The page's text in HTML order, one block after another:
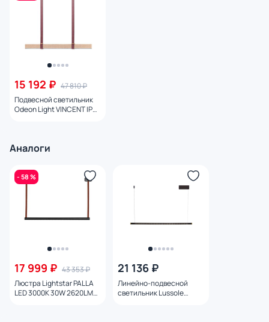
15 192 ₽ 47 810 ₽
Подвесной светильник
Odeon Light VINCENT IP20
Аналоги
- 58 %
17 999 ₽ 43 353 ₽
Люстра Lightstar PALLA
LED 3000K 30W 2620LM
21 136 ₽
Линейно-подвесной
светильник Lussole